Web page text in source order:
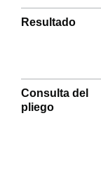
Resultado
Consulta del
pliego